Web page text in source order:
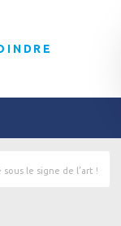
le signe de l’art !